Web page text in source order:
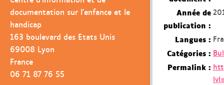
Année de
publication :
Langues :
Catégories :
Permalink :
documentation sur l'enfance et le
handicap
163 boulevard des Etats Unis
69008 Lyon
France
06 71 87 76 55